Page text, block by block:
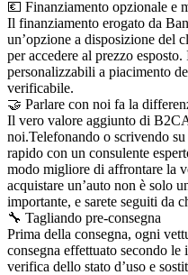
💶 Finanziamento opzionale e
Il finanziamento erogato da
un’opzione a disposizione del
per accedere al prezzo
personalizzabili a piacimento
verificabile.
🤝 Parlare con noi fa la
Il vero valore aggiunto di
noi.Telefonando o scrivendo
rapido con un consulente
modo migliore di affrontare la
acquistare un’auto non è solo
importante, e sarete seguiti da
🔧 Tagliando pre-consegna
Prima della consegna, ogni
consegna effettuato secondo
verifica dello stato d’uso e